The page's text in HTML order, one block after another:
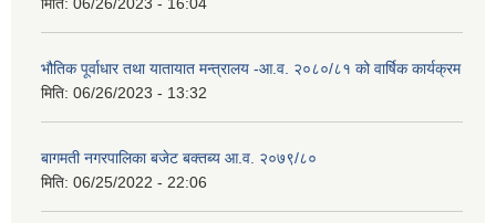
मिति: 06/26/2023 - 16:04
भौतिक पूर्वाधार तथा यातायात मन्त्रालय -आ.व. २०८०/८१ को वार्षिक कार्यक्रम
मिति: 06/26/2023 - 13:32
बागमती नगरपालिका बजेट बक्तब्य आ.व. २०७९/८०
मिति: 06/25/2022 - 22:06